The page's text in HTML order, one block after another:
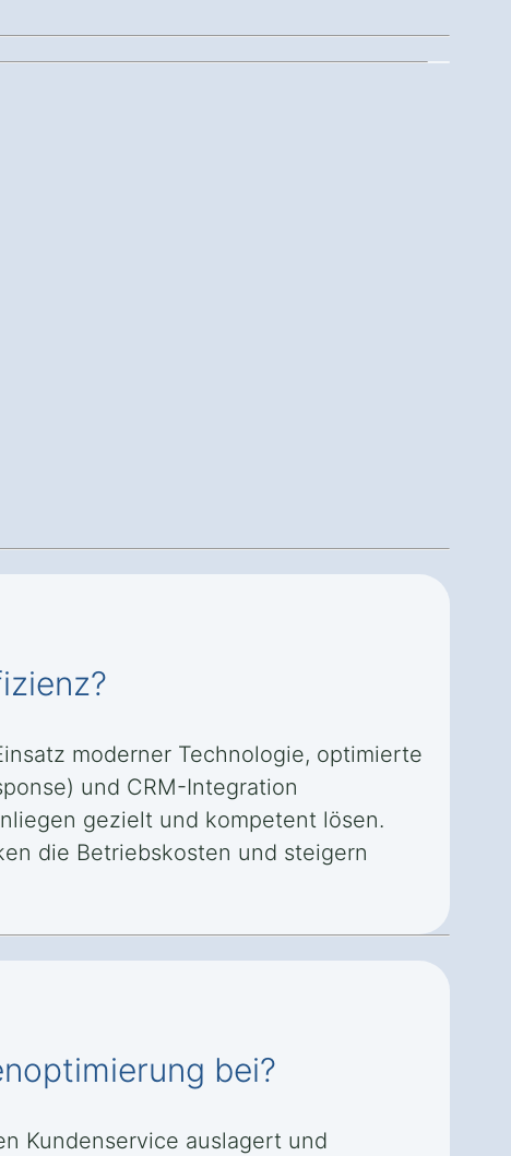
moderner Technologie, optimierte
und CRM-Integration
gezielt und kompetent lösen.
die Betriebskosten und steigern
bei?
Kundenservice auslagert und